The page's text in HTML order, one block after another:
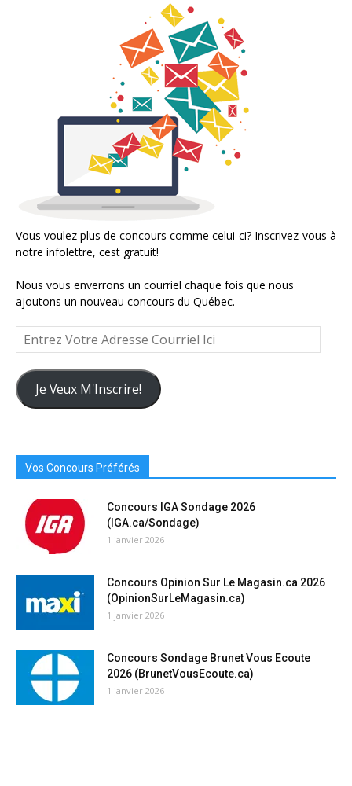
Vous voulez plus de concours comme celui-ci? Inscrivez-vous à
notre infolettre, cest gratuit!
Nous vous enverrons un courriel chaque fois que nous
ajoutons un nouveau concours du Québec.
Entrez
Votre
Adresse
Courriel
Ici
Je Veux M'Inscrire!
Vos Concours Préférés
Concours IGA Sondage 2026
(IGA.ca/Sondage)
1 janvier 2026
Concours Opinion Sur Le Magasin.ca 2026
(OpinionSurLeMagasin.ca)
1 janvier 2026
Concours Sondage Brunet Vous Ecoute
2026 (BrunetVousEcoute.ca)
1 janvier 2026